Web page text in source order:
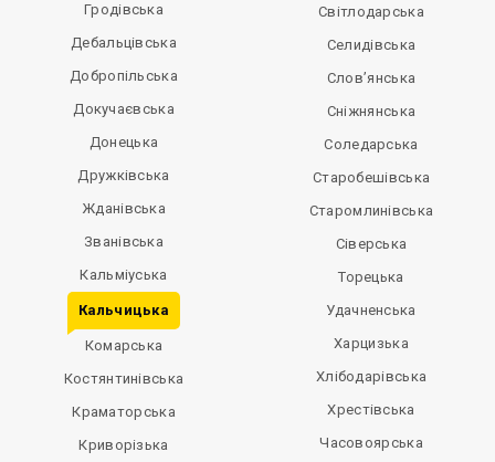
Гродівська
Дебальцівська
Добропільська
Докучаєвська
Донецька
Дружківська
Жданівська
Званівська
Кальміуська
Кальчицька
Комарська
Костянтинівська
Краматорська
Криворізька
Світлодарська
Селидівська
Слов’янська
Сніжнянська
Соледарська
Старобешівська
Старомлинівська
Сіверська
Торецька
Удачненська
Харцизька
Хлібодарівська
Хрестівська
Часовоярська